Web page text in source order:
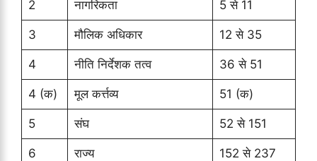
2 नागरिकता 5 से 11
3 मौलिक अधिकार 12 से 35
4 नीति निर्देशक तत्व 36 से 51
4 (क) मूल कर्त्तव्य 51 (क)
5 संघ 52 से 151
6 राज्य 152 से 237